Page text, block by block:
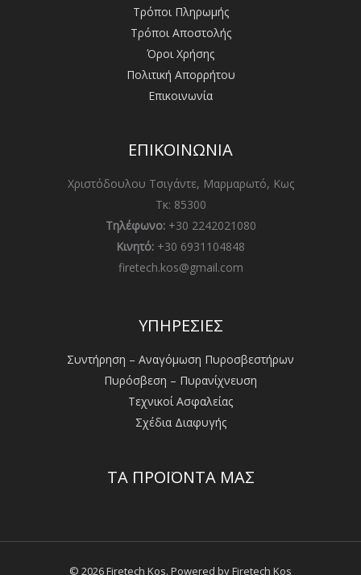
Τρόποι Πληρωμής
Τρόποι Αποστολής
Όροι Χρήσης
Πολιτική Απορρήτου
Επικοινωνία
ΕΠΙΚΟΙΝΩΝΙΑ
Χριστόδουλου Τσιγάντε, Μαρμαρωτό, Κως
Τκ: 85300
Τηλέφωνο:+30 2242021080
Κινητό: +30 6931104848
firetech.kos@gmail.com
ΥΠΗΡΕΣΙΕΣ
Συντήρηση – Αναγόμωση Πυροσβεστήρων
Πυρόσβεση – Πυρανίχνευση
Τεχνικοί Ασφαλείας
Σχέδια Διαφυγής
ΤΑ ΠΡΟΪΟΝΤΑ ΜΑΣ
© 2026 Firetech Kos. Powered by Firetech Kos